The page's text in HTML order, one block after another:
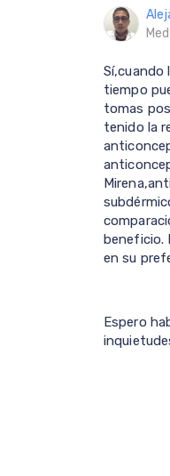
Sí,cuando
tiempo
tomas
tenido la
beneficio.
en su
Espero